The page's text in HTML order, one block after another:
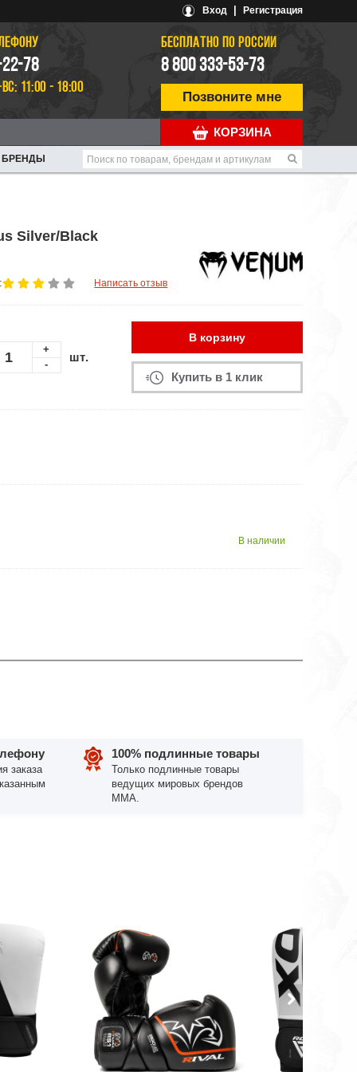
Вход Регистрация
78
11:00 - 18:00
БЕСПЛАТНО ПО РОССИИ
8 800 333-53-73
Позвоните мне
КОРЗИНА
БРЕНДЫ
Silver/Black
Написать отзыв
+
-
шт.
В корзину
Купить в 1 клик
В наличии
заказа
100% подлинные товары
Только подлинные товары
ведущих мировых брендов
ММА.